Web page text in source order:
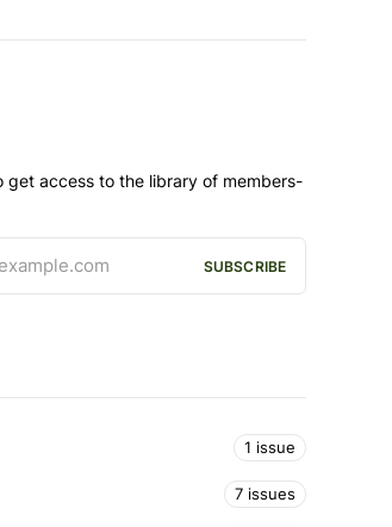
get access to the library of members-
SUBSCRIBE
1 issue
7 issues